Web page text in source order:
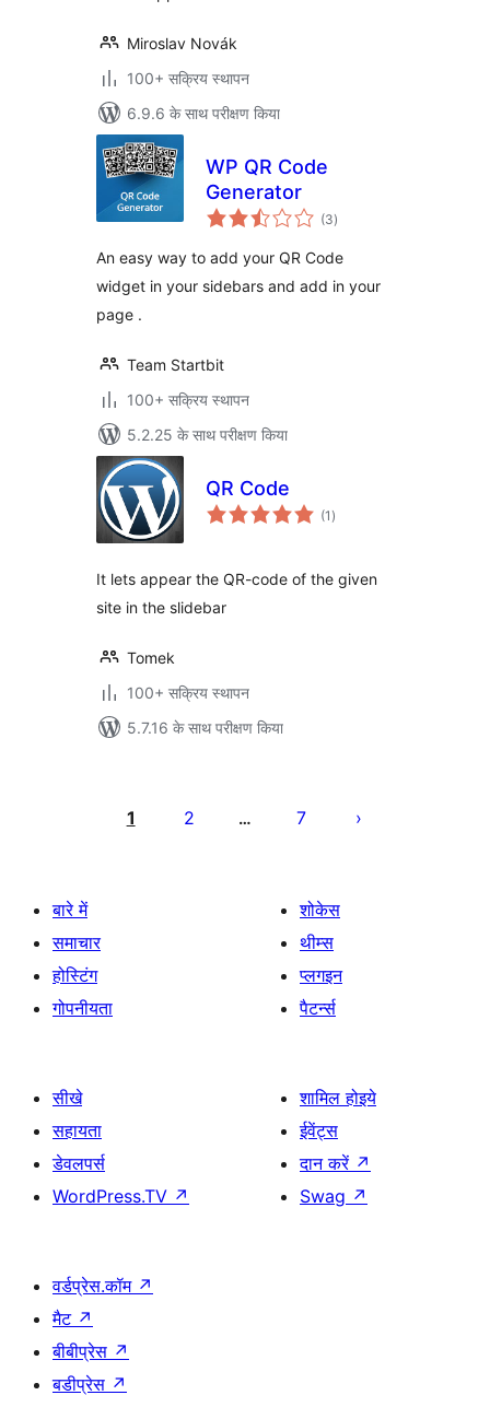
Miroslav Novák
100+ सक्रिय स्थापन
6.9.6 के साथ परीक्षण किया
WP QR Code
Generator
(3कुल
दर)
An easy way to add your QR Code
widget in your sidebars and add in your
page .
Team Startbit
100+ सक्रिय स्थापन
5.2.25 के साथ परीक्षण किया
QR Code
(1 कुल
दर)
It lets appear the QR-code of the given
site in the slidebar
Tomek
100+ सक्रिय स्थापन
5.7.16 के साथ परीक्षण किया
पेजिनेशन
1 2 … 7
बारे में
समाचार
होस्टिंग
गोपनीयता
शोकेस
थीम्स
प्लगइन
पैटर्न्स
सीखे
सहायता
डेवलपर्स
WordPress.TV ↗
शामिल होइये
ईवेंट्स
दान करें ↗
Swag ↗
वर्डप्रेस.कॉम ↗
मैट ↗
बीबीप्रेस ↗
बडीप्रेस ↗